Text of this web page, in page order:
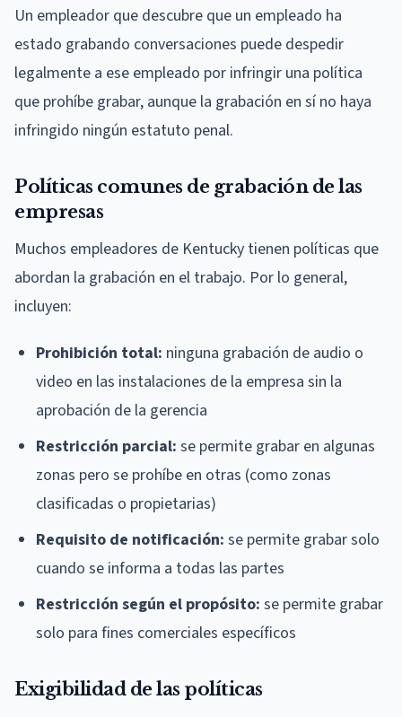
Un empleador que descubre que un empleado ha
estado grabando conversaciones puede despedir
legalmente a ese empleado por infringir una política
que prohíbe grabar, aunque la grabación en sí no haya
infringido ningún estatuto penal.
Políticas comunes de grabación de las
empresas
Muchos empleadores de Kentucky tienen políticas que
abordan la grabación en el trabajo. Por lo general,
incluyen:
Prohibición total: ninguna grabación de audio o
video en las instalaciones de la empresa sin la
aprobación de la gerencia
Restricción parcial: se permite grabar en algunas
zonas pero se prohíbe en otras (como zonas
clasificadas o propietarias)
Requisito de notificación: se permite grabar solo
cuando se informa a todas las partes
Restricción según el propósito: se permite grabar
solo para fines comerciales específicos
Exigibilidad de las políticas